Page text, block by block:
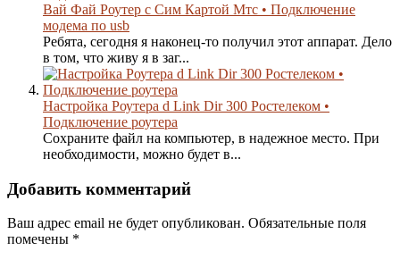
Вай Фай Роутер с Сим Картой Мтс • Подключение
модема по usb
Ребята, сегодня я наконец-то получил этот аппарат. Дело
в том, что живу я в заг...
Настройка Роутера d Link Dir 300 Ростелеком •
Подключение роутера
Сохраните файл на компьютер, в надежное место. При
необходимости, можно будет в...
Добавить комментарий
Ваш адрес email не будет опубликован. Обязательные поля
помечены *